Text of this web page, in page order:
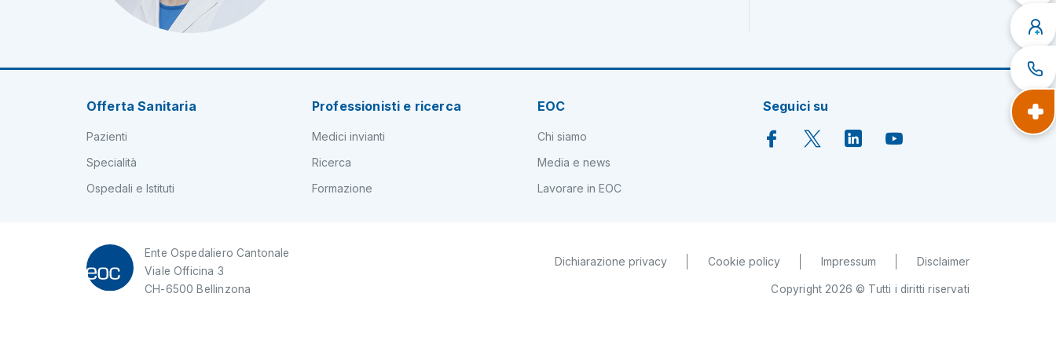
Offerta Sanitaria
Pazienti
Specialità
Ospedali e Istituti
Professionisti e ricerca
Medici invianti
Ricerca
Formazione
EOC
Chi siamo
Media e news
Lavorare in EOC
Seguici su
Ente Ospedaliero Cantonale
Viale Officina 3
CH-6500 Bellinzona
Dichiarazione privacy Cookie policy Impressum Disclaimer
Copyright 2026 © Tutti i diritti riservati